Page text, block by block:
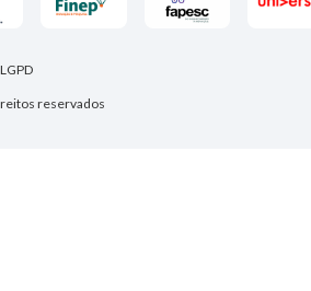
reservados
LGPD